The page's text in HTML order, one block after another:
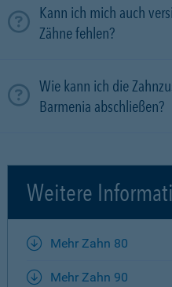
Kann ich mich auch
Zähne fehlen?
Wie kann ich die
Barmenia abschließen?
Weitere
Mehr Zahn 80
Mehr Zahn 90